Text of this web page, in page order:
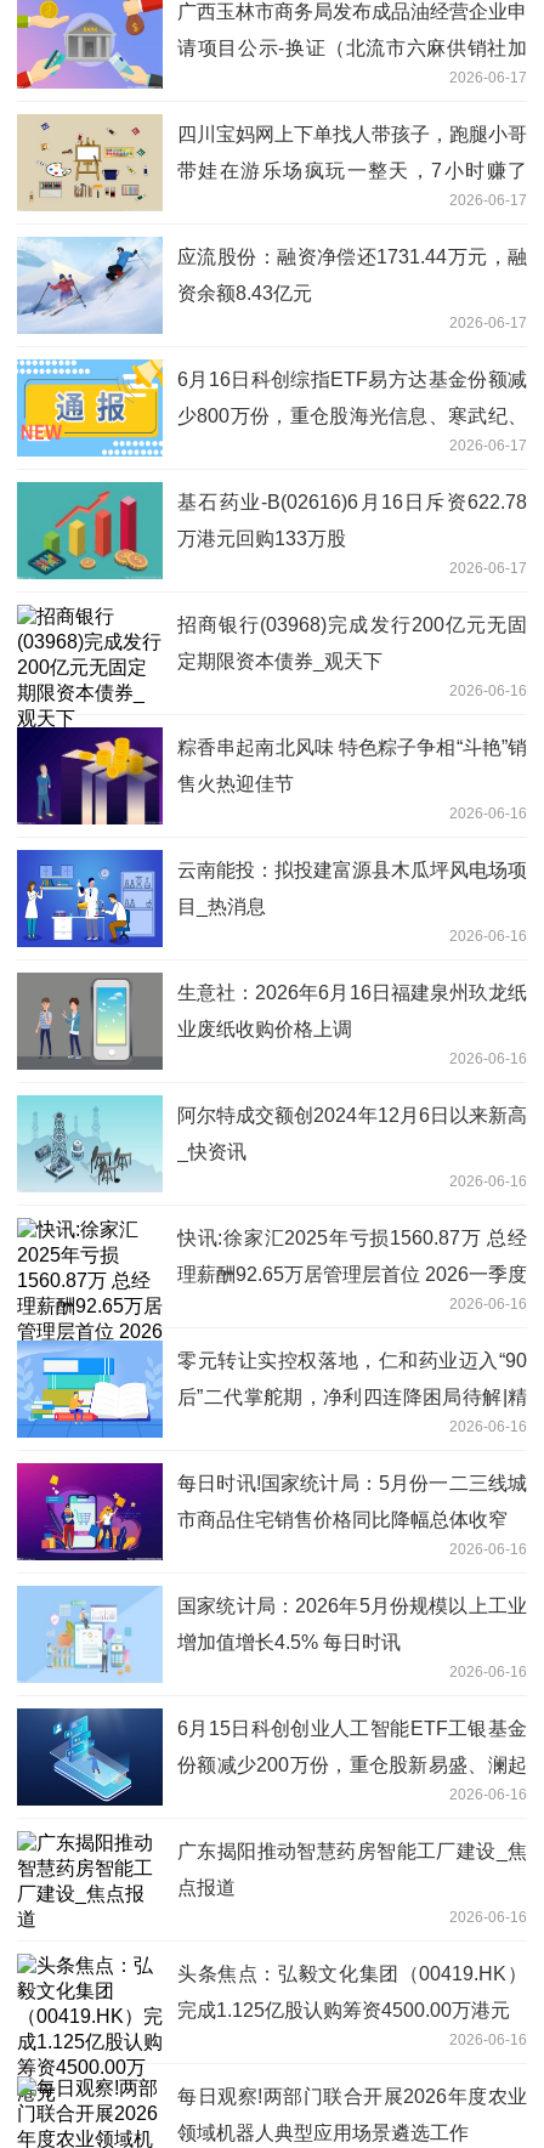
广西玉林市商务局发布成品油经营企业申
请项目公示-换证（北流市六麻供销社加
2026-06-17
四川宝妈网上下单找人带孩子，跑腿小哥
带娃在游乐场疯玩一整天，7小时赚了
2026-06-17
应流股份：融资净偿还1731.44万元，融
资余额8.43亿元
2026-06-17
6月16日科创综指ETF易方达基金份额减
少800万份，重仓股海光信息、寒武纪、
2026-06-17
基石药业-B(02616)6月16日斥资622.78
万港元回购133万股
2026-06-17
招商银行(03968)完成发行200亿元无固
定期限资本债券_观天下
2026-06-16
粽香串起南北风味 特色粽子争相“斗艳”销
售火热迎佳节
2026-06-16
云南能投：拟投建富源县木瓜坪风电场项
目_热消息
2026-06-16
生意社：2026年6月16日福建泉州玖龙纸
业废纸收购价格上调
2026-06-16
阿尔特成交额创2024年12月6日以来新高
_快资讯
2026-06-16
快讯:徐家汇2025年亏损1560.87万 总经
理薪酬92.65万居管理层首位 2026一季度
2026-06-16
零元转让实控权落地，仁和药业迈入“90
后”二代掌舵期，净利四连降困局待解|精
2026-06-16
每日时讯!国家统计局：5月份一二三线城
市商品住宅销售价格同比降幅总体收窄
2026-06-16
国家统计局：2026年5月份规模以上工业
增加值增长4.5% 每日时讯
2026-06-16
6月15日科创创业人工智能ETF工银基金
份额减少200万份，重仓股新易盛、澜起
2026-06-16
广东揭阳推动智慧药房智能工厂建设_焦
点报道
2026-06-16
头条焦点：弘毅文化集团（00419.HK）
完成1.125亿股认购筹资4500.00万港元
2026-06-16
每日观察!两部门联合开展2026年度农业
领域机器人典型应用场景遴选工作